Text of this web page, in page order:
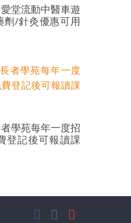
堂流動中醫車遊
/針灸優惠可用
學苑每年一度招
登記後可報讀課